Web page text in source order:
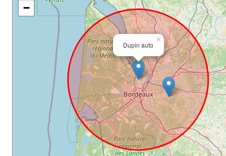
Dupin auto
×
−